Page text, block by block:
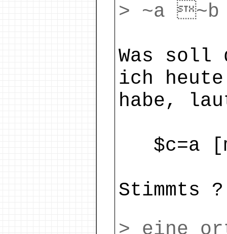
> ~a ~b
Was soll
ich
habe,
$c=a
Stimmts ?
> eine